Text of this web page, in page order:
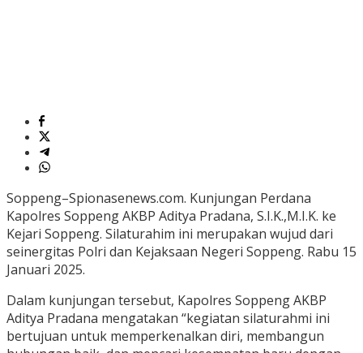
Soppeng–Spionasenews.com. Kunjungan Perdana
Kapolres Soppeng AKBP Aditya Pradana, S.I.K.,M.I.K. ke
Kejari Soppeng. Silaturahim ini merupakan wujud dari
seinergitas Polri dan Kejaksaan Negeri Soppeng. Rabu 15
Januari 2025.
Dalam kunjungan tersebut, Kapolres Soppeng AKBP
Aditya Pradana mengatakan “kegiatan silaturahmi ini
bertujuan untuk memperkenalkan diri, membangun